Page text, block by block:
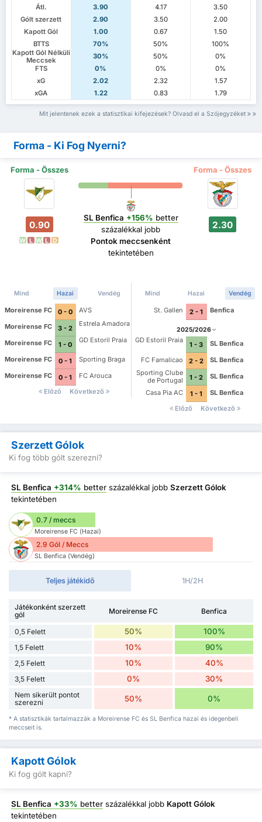
Átl.
3.90 4.17
3.50
Gólt szerzett
2.90 3.50
2.00
Kapott Gól
1.00 0.67
1.50
BTTS
70% 50%
100%
Kapott Gól Nélküli
Meccsek
30% 50%
0%
FTS
0% 0%
0%
xG
2.02 2.32
1.57
xGA
1.22 0.83 1.79
Mit jelentenek ezek a statisztikai kifejezések? Olvasd el a Szójegyzéket
Forma - Ki Fog Nyerni?
Forma - Összes Forma - Összes
0.90
W L W L D
SL Benfica +156% better
százalékkal jobb
Pontok meccsenként
tekintetében
2.30
Mind Hazai Vendég
Moreirense FC 0 - 0
AVS
Moreirense FC
3 - 2
Estrela Amadora
Moreirense FC 1 - 0
GD Estoril Praia
Moreirense FC 0 - 1
Sporting Braga
Moreirense FC
0 - 1
FC Arouca
Előző
Következő
Mind Hazai Vendég
St. Gallen 2 - 1 Benfica
2025/2026
GD Estoril Praia
1 - 3
SL Benfica
FC Famalicao
2 - 2
SL Benfica
Sporting Clube
de Portugal
1 - 2
SL Benfica
Casa Pia AC
1 - 1
SL Benfica
Előző
Következő
Szerzett Gólok
Ki fog több gólt szerezni?
SL Benfica +314% better százalékkal jobb Szerzett Gólok
tekintetében
0.7 / meccs
Moreirense FC (Hazai)
2.9 Gól / Meccs
SL Benfica (Vendég)
Teljes játékidő 1H/2H
Játékonként szerzett
gól
Moreirense FC Benfica
0,5 Felett 50% 100%
1,5 Felett 10% 90%
2,5 Felett 10% 40%
3,5 Felett 0% 30%
Nem sikerült pontot
szerezni
50% 0%
* A statisztikák tartalmazzák a Moreirense FC és SL Benfica hazai és idegenbeli
meccseit is.
Kapott Gólok
Ki fog gólt kapni?
SL Benfica +33% better százalékkal jobb Kapott Gólok
tekintetében